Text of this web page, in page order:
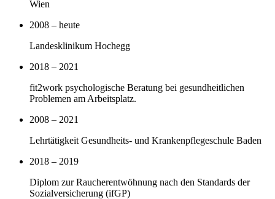
Wien
2008 – heute
Landesklinikum Hochegg
2018 – 2021
fit2work psychologische Beratung bei gesundheitlichen
Problemen am Arbeitsplatz.
2008 – 2021
Lehrtätigkeit Gesundheits- und Krankenpflegeschule Baden
2018 – 2019
Diplom zur Raucherentwöhnung nach den Standards der
Sozialversicherung (ifGP)